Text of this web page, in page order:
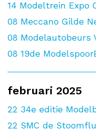
14 Modeltrein Expo
08 Meccano Gilde
08 Modelautobeurs
08 19de
februari 2025
22 34e editie
22 SMC de